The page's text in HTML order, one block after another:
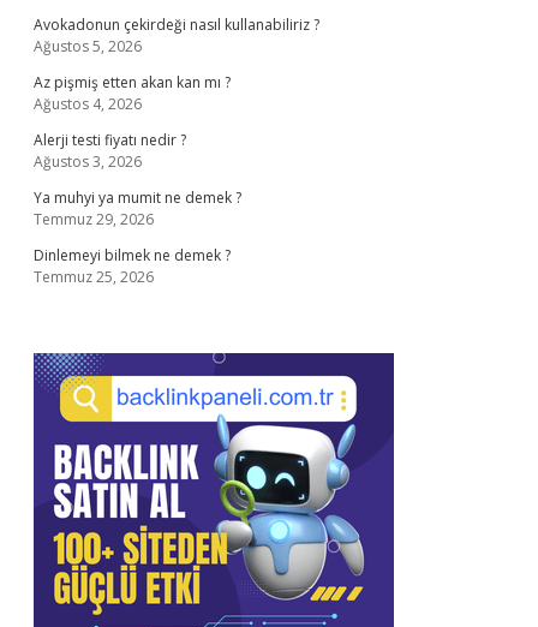
Avokadonun çekirdeği nasıl kullanabiliriz ?
Ağustos 5, 2026
Az pişmiş etten akan kan mı ?
Ağustos 4, 2026
Alerji testi fiyatı nedir ?
Ağustos 3, 2026
Ya muhyi ya mumit ne demek ?
Temmuz 29, 2026
Dinlemeyi bilmek ne demek ?
Temmuz 25, 2026